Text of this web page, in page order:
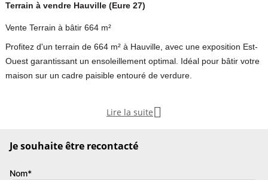
Terrain à vendre Hauville (Eure 27)
Vente Terrain à bâtir 664 m²
Profitez d'un terrain de 664 m² à Hauville, avec une exposition Est-
Ouest garantissant un ensoleillement optimal. Idéal pour bâtir votre
maison sur un cadre paisible entouré de verdure.
iad France - Alexandra Louvigny vous propose: Terrain à Bâtir de
Proche de toutes les commodités d'Hauville et de Routot avec une
Lire la suite 
Je souhaite être recontacté
Nom*